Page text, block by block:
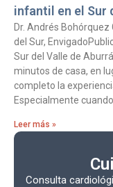
infantil en el Sur
Dr. Andrés Bohórquez
del Sur,
Sur del Valle de
minutos de casa, en
completo la
Especialmente cuando
Leer más »
Consulta